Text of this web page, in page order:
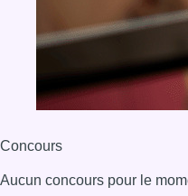
Concours
Aucun concours pour le